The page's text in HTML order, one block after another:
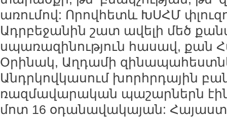
առումով: Որովհետև ԽՍՀՄ
Ադրբեջանին շատ ավելի մեծ
սպառազինություն հասավ, քան
Օրինակ, Աղդամի
Անդրկովկասում խորհրդային
ռազմավարական պաշարներն
մոտ 16 օդանավակայան: